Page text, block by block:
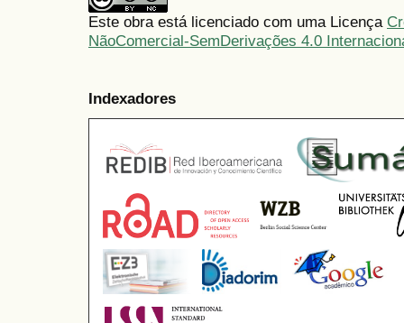
Este obra está licenciado com uma Licença
NãoComercial-SemDerivações 4.0
Indexadores